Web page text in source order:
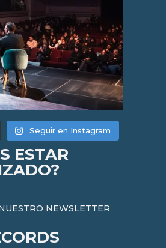
Seguir en Instagram
ESTAR
NEWSLETTER